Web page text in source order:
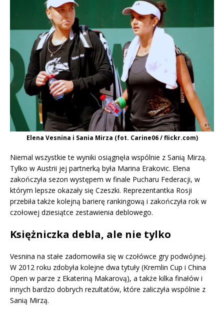
Elena Vesnina i Sania Mirza (fot. Carine06 / flickr.com)
Niemal wszystkie te wyniki osiągnęła wspólnie z Sanią Mirzą.
Tylko w Austrii jej partnerką była Marina Erakovic. Elena
zakończyła sezon występem w finale Pucharu Federacji, w
którym lepsze okazały się Czeszki. Reprezentantka Rosji
przebiła także kolejną barierę rankingową i zakończyła rok w
czołowej dziesiątce zestawienia deblowego.
Księżniczka debla, ale nie tylko
Vesnina na stałe zadomowiła się w czołówce gry podwójnej.
W 2012 roku zdobyła kolejne dwa tytuły (Kremlin Cup i China
Open w parze z Ekateriną Makarovą), a także kilka finałów i
innych bardzo dobrych rezultatów, które zaliczyła wspólnie z
Sanią Mirzą.